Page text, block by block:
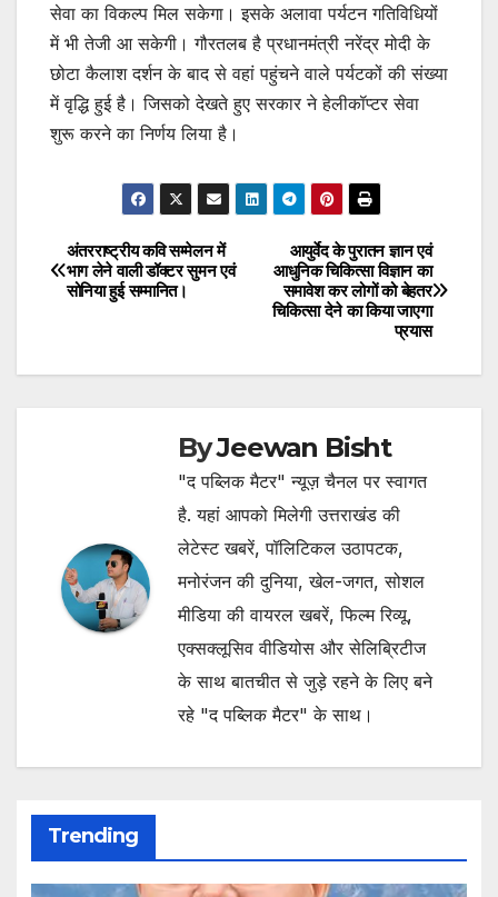
सेवा का विकल्प मिल सकेगा। इसके अलावा पर्यटन गतिविधियों
में भी तेजी आ सकेगी। गौरतलब है प्रधानमंत्री नरेंद्र मोदी के
छोटा कैलाश दर्शन के बाद से वहां पहुंचने वाले पर्यटकों की संख्या
में वृद्धि हुई है। जिसको देखते हुए सरकार ने हेलीकॉप्टर सेवा
शुरू करने का निर्णय लिया है।
Post
navigation
आयुर्वेद के पुरातन ज्ञान एवं
आधुनिक चिकित्सा विज्ञान का
समावेश कर लोगों को बेहतर
चिकित्सा देने का किया जाएगा
प्रयास
अंतरराष्ट्रीय कवि सम्मेलन में
भाग लेने वाली डॉक्टर सुमन एवं
सोनिया हुई सम्मानित।
ByJeewan Bisht
"द पब्लिक मैटर" न्यूज़ चैनल पर स्वागत
है. यहां आपको मिलेगी उत्तराखंड की
लेटेस्ट खबरें, पॉलिटिकल उठापटक,
मनोरंजन की दुनिया, खेल-जगत, सोशल
मीडिया की वायरल खबरें, फिल्म रिव्यू,
एक्सक्लूसिव वीडियोस और सेलिब्रिटीज
के साथ बातचीत से जुड़े रहने के लिए बने
रहे "द पब्लिक मैटर" के साथ।
Trending